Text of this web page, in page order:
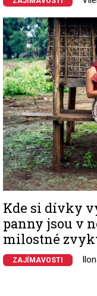
Image
Kde si dívky
panny jsou v
milostné
ZAJÍMAVOSTI